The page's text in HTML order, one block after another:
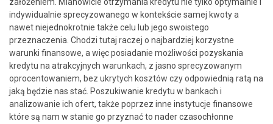
indywidualnie sprecyzowanego w kontekście samej kwoty a
nawet niejednokrotnie także celu lub jego swoistego
przeznaczenia. Chodzi tutaj raczej o najbardziej korzystne
warunki finansowe, a więc posiadanie możliwości pozyskania
kredytu na atrakcyjnych warunkach, z jasno sprecyzowanym
oprocentowaniem, bez ukrytych kosztów czy odpowiednią ratą na
jaką będzie nas stać. Poszukiwanie kredytu w bankach i
analizowanie ich ofert, także poprzez inne instytucje finansowe
które są nam w stanie go przyznać to nader czasochłonne